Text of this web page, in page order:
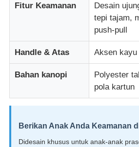
Fitur Keamanan
Desain
tepi tajam,
push-pull
Handle & Atas Aksen
Bahan kanopi
Polyester
pola kartun
Berikan Anak Anda Keamanan
Didesain khusus untuk anak-anak